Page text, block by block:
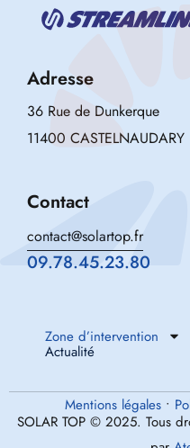
Adresse
36 Rue de Dunkerque
11400 CASTELNAUDARY
Contact
contact@solartop.fr
09.78.45.23.80
Zone d’intervention
Actualité
Mentions légales•
SOLAR TOP © 2025. Tous